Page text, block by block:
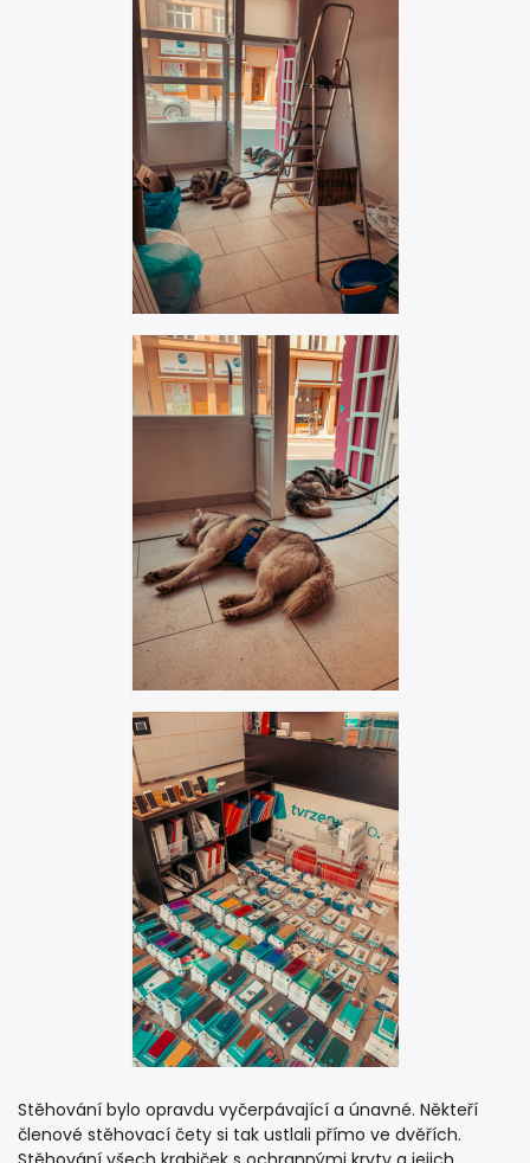
Stěhování bylo opravdu vyčerpávající a únavné. Někteří
členové stěhovací čety si tak ustlali přímo ve dvěřích.